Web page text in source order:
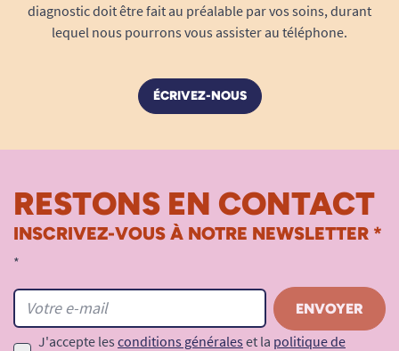
diagnostic doit être fait au préalable par vos soins, durant
lequel nous pourrons vous assister au téléphone.
ÉCRIVEZ-NOUS
RESTONS EN CONTACT
INSCRIVEZ-VOUS À NOTRE NEWSLETTER *
*
J'accepte les conditions générales et la politique de